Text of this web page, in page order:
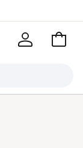
Voir